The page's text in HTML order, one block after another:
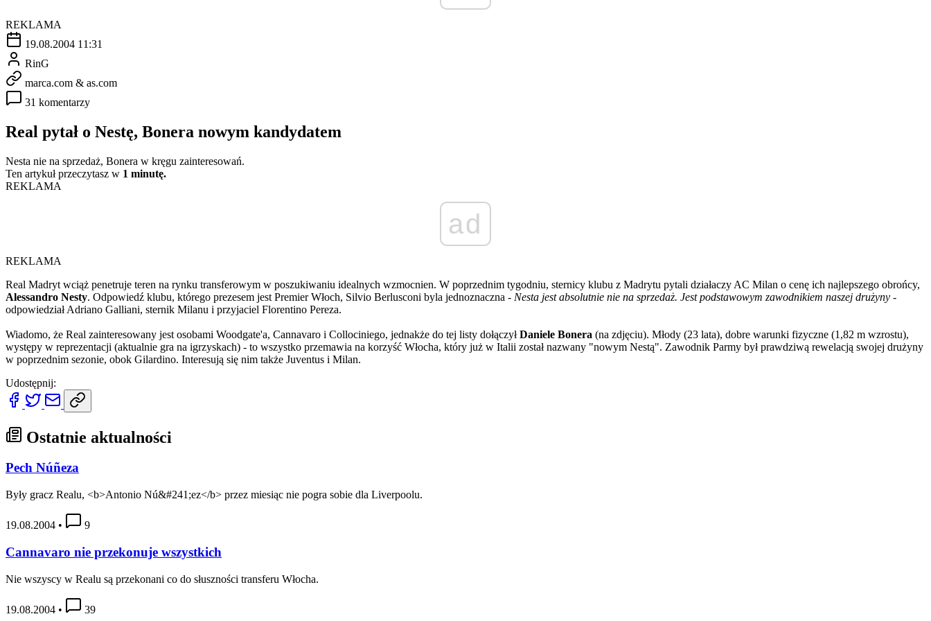
REKLAMA
19.08.2004 11:31
RinG
marca.com & as.com
31 komentarzy
Real pytał o Nestę, Bonera nowym kandydatem
Nesta nie na sprzedaż, Bonera w kręgu zainteresowań.
Ten artykuł przeczytasz w 1 minutę.
REKLAMA
ad
REKLAMA
Real Madryt wciąż penetruje teren na rynku transferowym w poszukiwaniu idealnych wzmocnien. W poprzednim tygodniu, sternicy klubu z Madrytu pytali działaczy AC Milan o cenę ich najlepszego obrońcy,
Alessandro Nesty. Odpowiedź klubu, którego prezesem jest Premier Włoch, Silvio Berlusconi byla jednoznaczna - Nesta jest absolutnie nie na sprzedaż. Jest podstawowym zawodnikiem naszej drużyny -
odpowiedział Adriano Galliani, sternik Milanu i przyjaciel Florentino Pereza.
Wiadomo, że Real zainteresowany jest osobami Woodgate'a, Cannavaro i Collociniego, jednakże do tej listy dołączyłDaniele Bonera (na zdjęciu). Młody (23 lata), dobre warunki fizyczne (1,82 m wzrostu),
występy w reprezentacji (aktualnie gra na igrzyskach) - to wszystko przemawia na korzyść Włocha, który już w Italii został nazwany "nowym Nestą". Zawodnik Parmy był prawdziwą rewelacją swojej drużyny
w poprzednim sezonie, obok Gilardino. Interesują się nim także Juventus i Milan.
Udostępnij:
Ostatnie aktualności
Pech Núñeza
Były gracz Realu, <b>Antonio Nú&#241;ez</b> przez miesiąc nie pogra sobie dla Liverpoolu.
19.08.2004 • 9
Cannavaro nie przekonuje wszystkich
Nie wszyscy w Realu są przekonani co do słuszności transferu Włocha.
19.08.2004 • 39